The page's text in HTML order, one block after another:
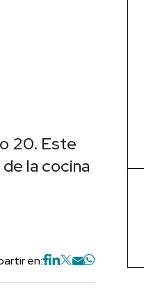
20. Este
la cocina
en: